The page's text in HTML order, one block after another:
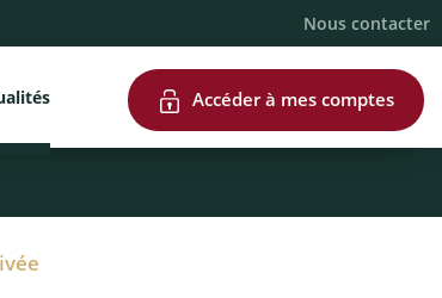
Nous contacter
Accéder à mes comptes